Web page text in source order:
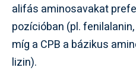
alifás aminosavakat
pozícióban (pl.
míg a CPB a bázikus
lizin).